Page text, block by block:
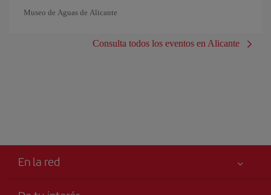
Museo de Aguas de Alicante
Consulta todos los eventos en Alicante
En la red